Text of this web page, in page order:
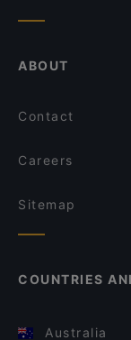
ABOUT
Contact
Careers
Sitemap
COUNTRIES
Australia